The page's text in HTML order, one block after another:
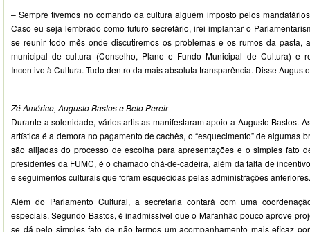
– Sempre tivemos no comando da cultura alguém imposto pelos
Caso eu seja lembrado como futuro secretário, irei implantar o
se reunir todo mês onde discutiremos os problemas e os rumos da pasta,
municipal de cultura (Conselho, Plano e Fundo Municipal de Cultura) e
Incentivo à Cultura. Tudo dentro da mais absoluta transparência. Disse
Zé Américo, Augusto Bastos e Beto Pereir
Durante a solenidade, vários artistas manifestaram apoio a Augusto Bastos.
artística é a demora no pagamento de cachês, o “esquecimento” de algumas
são alijadas do processo de escolha para apresentações e o simples fato
presidentes da FUMC, é o chamado chá-de-cadeira, além da falta de
e seguimentos culturais que foram esquecidas pelas administrações anteriores.
Além do Parlamento Cultural, a secretaria contará com uma
especiais. Segundo Bastos, é inadmissível que o Maranhão pouco aprove
se dá pelo simples fato de não termos um acompanhamento mais eficaz